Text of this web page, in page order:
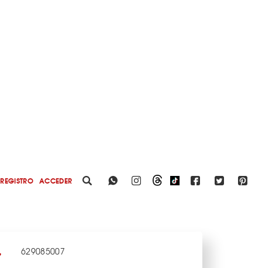
REGISTRO ACCEDER
629085007